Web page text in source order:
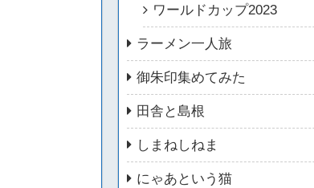
ワールドカップ2023
ラーメン一人旅
御朱印集めてみた
田舎と島根
しまねしねま
にゃあという猫